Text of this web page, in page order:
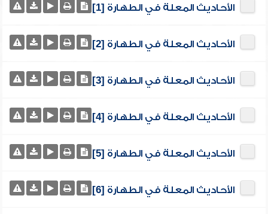
الأحاديث المعلة في الطهارة [1]
الأحاديث المعلة في الطهارة [2]
الأحاديث المعلة في الطهارة [3]
الأحاديث المعلة في الطهارة [4]
الأحاديث المعلة في الطهارة [5]
الأحاديث المعلة في الطهارة [6]